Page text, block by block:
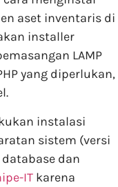
aset inventaris di
installer
LAMP
yang diperlukan,
instalasi
sistem (versi
database dan
IT karena